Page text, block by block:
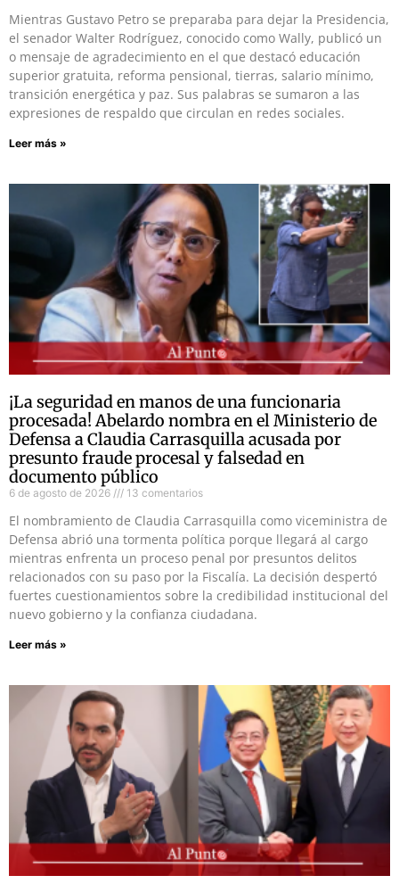
Mientras Gustavo Petro se preparaba para dejar la Presidencia,
el senador Walter Rodríguez, conocido como Wally, publicó un
o mensaje de agradecimiento en el que destacó educación
superior gratuita, reforma pensional, tierras, salario mínimo,
transición energética y paz. Sus palabras se sumaron a las
expresiones de respaldo que circulan en redes sociales.
Leer más »
¡La seguridad en manos de una funcionaria
procesada! Abelardo nombra en el Ministerio de
Defensa a Claudia Carrasquilla acusada por
presunto fraude procesal y falsedad en
documento público
6 de agosto de 2026 13 comentarios
El nombramiento de Claudia Carrasquilla como viceministra de
Defensa abrió una tormenta política porque llegará al cargo
mientras enfrenta un proceso penal por presuntos delitos
relacionados con su paso por la Fiscalía. La decisión despertó
fuertes cuestionamientos sobre la credibilidad institucional del
nuevo gobierno y la confianza ciudadana.
Leer más »